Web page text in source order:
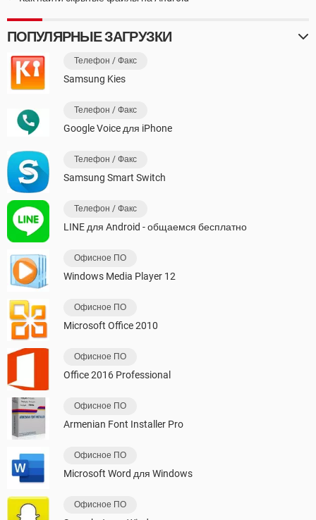
ПОПУЛЯРНЫЕ ЗАГРУЗКИ
Телефон / Факс
Samsung Kies
Телефон / Факс
Google Voice для iPhone
Телефон / Факс
Samsung Smart Switch
Телефон / Факс
LINE для Android - общаемся бесплатно
Офисное ПО
Windows Media Player 12
Офисное ПО
Microsoft Office 2010
Офисное ПО
Office 2016 Professional
Офисное ПО
Armenian Font Installer Pro
Офисное ПО
Microsoft Word для Windows
Офисное ПО